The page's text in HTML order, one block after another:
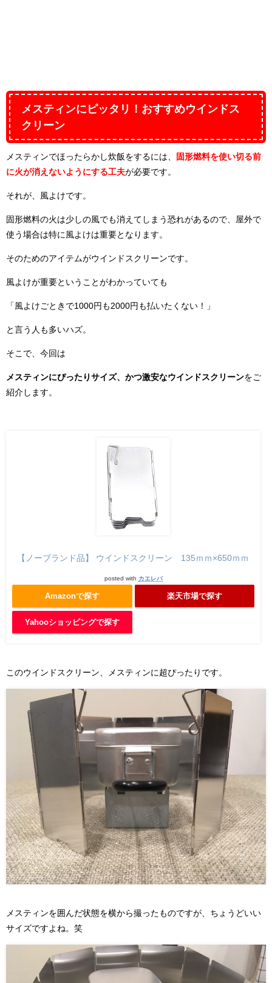
メスティンにピッタリ！おすすめウインドス
クリーン
メスティンでほったらかし炊飯をするには、
固形燃料を使い切る前
に火が消えないようにする工夫が必要です。
それが、風よけです。
固形燃料の火は少しの風でも消えてしまう恐れがあるので、屋外で
使う場合は特に風よけは重要となります。
そのためのアイテムがウインドスクリーンです。
風よけが重要ということがわかっていても
「風よけごときで1000円も2000円も払いたくない！」
と言う人も多いハズ。
そこで、今回は
メスティンにぴったりサイズ、かつ激安なウインドスクリーンをご
紹介します。
【ノーブランド品】 ウインドスクリーン 135ｍｍ×650ｍｍ
posted with カエレバ
Amazonで探す 楽天市場で探す
Yahooショッピングで探す
このウインドスクリーン、メスティンに超ぴったりです。
メスティンを囲んだ状態を横から撮ったものですが、ちょうどいい
サイズですよね。笑